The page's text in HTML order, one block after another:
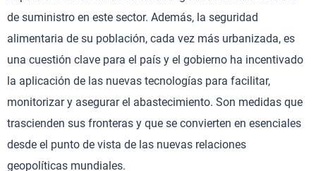
de suministro en este sector. Además, la seguridad
alimentaria de su población, cada vez más urbanizada, es
una cuestión clave para el país y el gobierno ha incentivado
la aplicación de las nuevas tecnologías para facilitar,
monitorizar y asegurar el abastecimiento. Son medidas que
trascienden sus fronteras y que se convierten en esenciales
desde el punto de vista de las nuevas relaciones
geopolíticas mundiales.